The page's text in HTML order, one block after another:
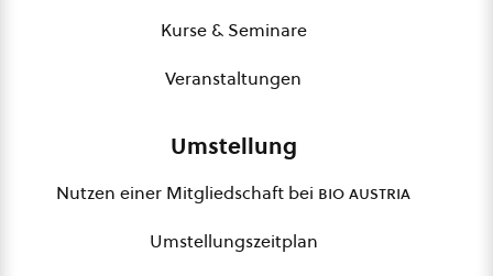
Kurse & Seminare
Veranstaltungen
Umstellung
Nutzen einer Mitgliedschaft bei bio austria
Umstellungszeitplan